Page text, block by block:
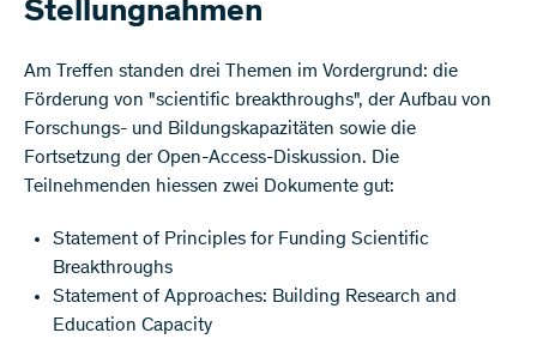
Stellungnahmen
Am Treffen standen drei Themen im Vordergrund: die
Förderung von "scientific breakthroughs", der Aufbau von
Forschungs- und Bildungskapazitäten sowie die
Fortsetzung der Open-Access-Diskussion. Die
Teilnehmenden hiessen zwei Dokumente gut:
Statement of Principles for Funding Scientific
Breakthroughs
Statement of Approaches: Building Research and
Education Capacity